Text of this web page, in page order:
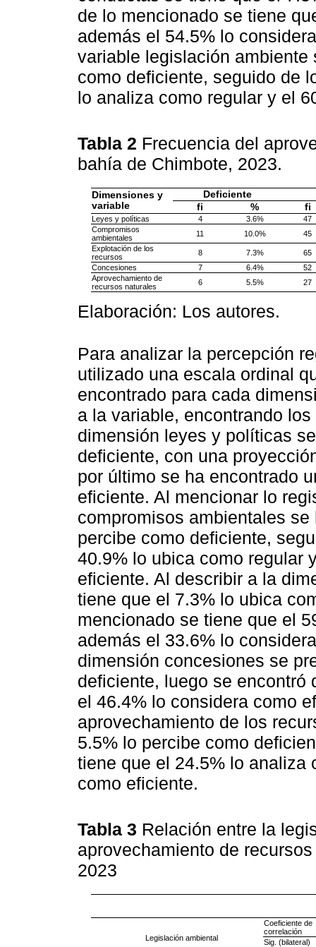
de lo mencionado se tiene
además el 54.5% lo
variable legislación
como deficiente, seguido de
lo analiza como regular y el
Tabla 2 Frecuencia del
bahía de Chimbote, 2023.
Dimensiones y
variable
Deficiente
fi
% fi
Leyes y políticas 4 3.6%
47
Compromisos
ambientales
11 10.0%
45
Explotación de los
recursos
8 7.3%
65
Concesiones
7 6.4%
52
Aprovechamiento de
recursos naturales
6 5.5% 27
Elaboración: Los autores.
Para analizar la percepción
utilizado una escala ordinal
encontrado para cada
a la variable, encontrando
dimensión leyes y políticas
deficiente, con una
por último se ha encontrado
eficiente. Al mencionar lo
compromisos ambientales
percibe como deficiente,
40.9% lo ubica como regular
eficiente. Al describir a la
tiene que el 7.3% lo ubica
mencionado se tiene que el
además el 33.6% lo
dimensión concesiones se
deficiente, luego se encontró
el 46.4% lo considera como
aprovechamiento de los
5.5% lo percibe como
tiene que el 24.5% lo analiza
como eficiente.
Tabla 3 Relación entre la
aprovechamiento de
2023
Legislación ambiental
Coeficiente de
correlación
Sig. (bilateral)